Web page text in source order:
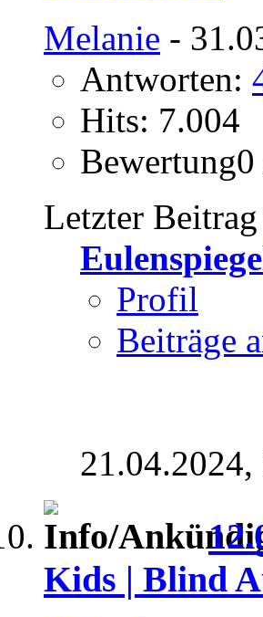
Melanie -
Antworten:
Hits: 7.004
Bewertung0
Letzter
Profil
Beiträge
21.04.2024,
Kids | Blind